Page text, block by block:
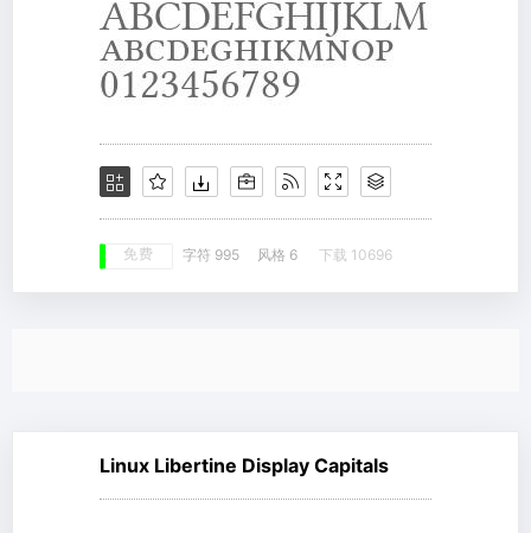
免费 字符 995 风格 6 下载 10696
Linux Libertine Display Capitals